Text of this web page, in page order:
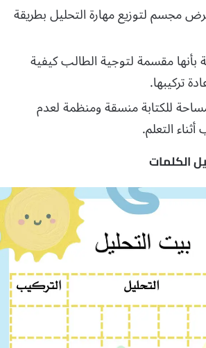
مجسم لتوزيع مهارة التحليل بطريقة
بأنها مقسمة لتوجية الطالب كيفية
تركيبها.
للكتابة منسقة ومنظمة لعدم
التعلم.
الكلمات